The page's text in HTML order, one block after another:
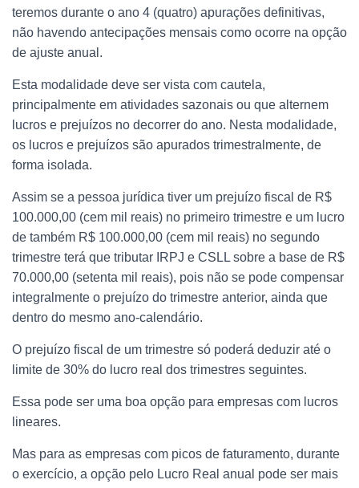
teremos durante o ano 4 (quatro) apurações definitivas,
não havendo antecipações mensais como ocorre na opção
de ajuste anual.
Esta modalidade deve ser vista com cautela,
principalmente em atividades sazonais ou que alternem
lucros e prejuízos no decorrer do ano. Nesta modalidade,
os lucros e prejuízos são apurados trimestralmente, de
forma isolada.
Assim se a pessoa jurídica tiver um prejuízo fiscal de R$
100.000,00 (cem mil reais) no primeiro trimestre e um lucro
de também R$ 100.000,00 (cem mil reais) no segundo
trimestre terá que tributar IRPJ e CSLL sobre a base de R$
70.000,00 (setenta mil reais), pois não se pode compensar
integralmente o prejuízo do trimestre anterior, ainda que
dentro do mesmo ano-calendário.
O prejuízo fiscal de um trimestre só poderá deduzir até o
limite de 30% do lucro real dos trimestres seguintes.
Essa pode ser uma boa opção para empresas com lucros
lineares.
Mas para as empresas com picos de faturamento, durante
o exercício, a opção pelo Lucro Real anual pode ser mais